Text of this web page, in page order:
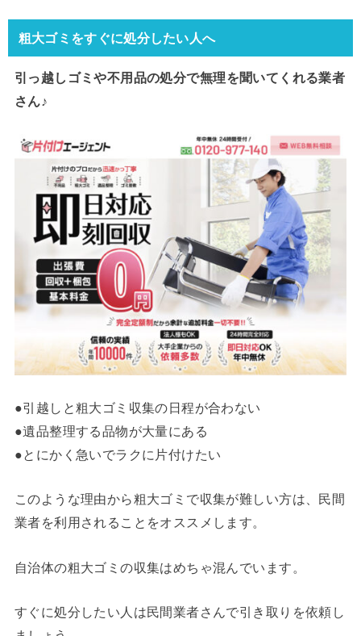
粗大ゴミをすぐに処分したい人へ
引っ越しゴミや不用品の処分で無理を聞いてくれる業者
さん♪
●引越しと粗大ゴミ収集の日程が合わない
●遺品整理する品物が大量にある
●とにかく急いでラクに片付けたい
このような理由から粗大ゴミで収集が難しい方は、民間
業者を利用されることをオススメします。
自治体の粗大ゴミの収集はめちゃ混んでいます。
すぐに処分したい人は民間業者さんで引き取りを依頼し